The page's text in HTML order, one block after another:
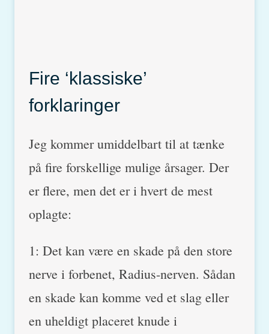
Fire ‘klassiske’
forklaringer
Jeg kommer umiddelbart til at tænke
på fire forskellige mulige årsager. Der
er flere, men det er i hvert de mest
oplagte:
1: Det kan være en skade på den store
nerve i forbenet, Radius-nerven. Sådan
en skade kan komme ved et slag eller
en uheldigt placeret knude i